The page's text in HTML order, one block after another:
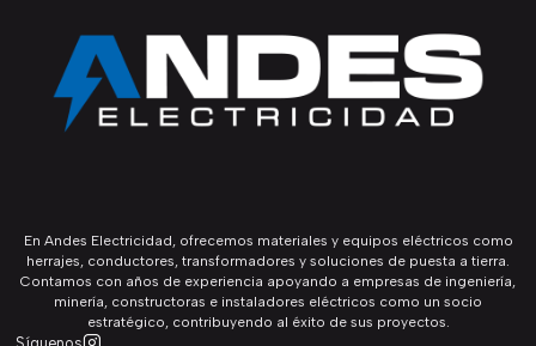
En Andes Electricidad, ofrecemos materiales y equipos eléctricos como
herrajes, conductores, transformadores y soluciones de puesta a tierra.
Contamos con años de experiencia apoyando a empresas de ingeniería,
minería, constructoras e instaladores eléctricos como un socio
estratégico, contribuyendo al éxito de sus proyectos.